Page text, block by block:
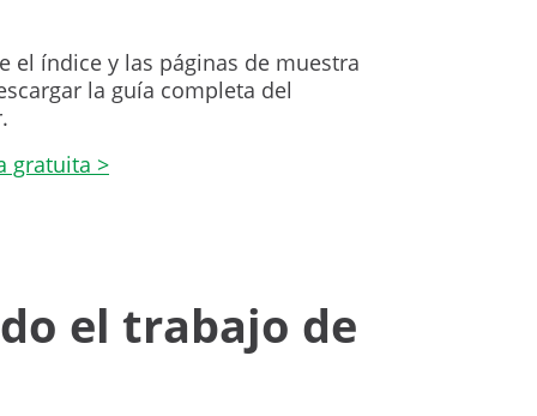
el índice y las páginas de muestra
la guía completa del
gratuita >
el trabajo de